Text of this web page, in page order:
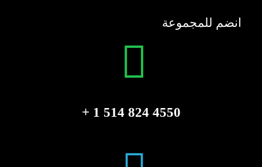
انضم للمجموعة
4550 824 514 1 +